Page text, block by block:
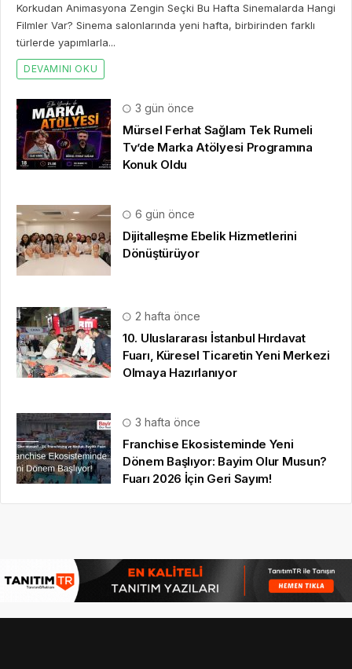
Korkudan Animasyona Zengin Seçki Bu Hafta Sinemalarda Hangi
Filmler Var? Sinema salonlarında yeni hafta, birbirinden farklı
türlerde yapımlarla...
DEVAMINI OKU
3 gün önce
Mürsel Ferhat Sağlam Tek Rumeli
Tv’de Marka Atölyesi Programına
Konuk Oldu
6 gün önce
Dijitalleşme Ebelik Hizmetlerini
Dönüştürüyor
2 hafta önce
10. Uluslararası İstanbul Hırdavat
Fuarı, Küresel Ticaretin Yeni Merkezi
Olmaya Hazırlanıyor
3 hafta önce
Franchise Ekosisteminde Yeni
Dönem Başlıyor: Bayim Olur Musun?
Fuarı 2026 İçin Geri Sayım!